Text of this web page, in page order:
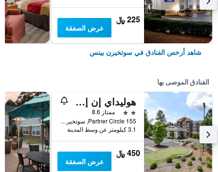
225 ﷼
عرض الصفقة
شاهد أرخص الفنادق في سوتخيرن بينس
الفنادق الموصى بها
هوليداي إن إكسبرس هوتل آند سويتس سذرن باينز باي آيتش جي
2 نجمتين
ممتاز 8.6
155 Partner Circle, سوتخيرن بينس, NC, الولايات المتحدة الأميريكية
3.1 كيلومتر عن وسط المدينة
450 ﷼
عرض الصفقة